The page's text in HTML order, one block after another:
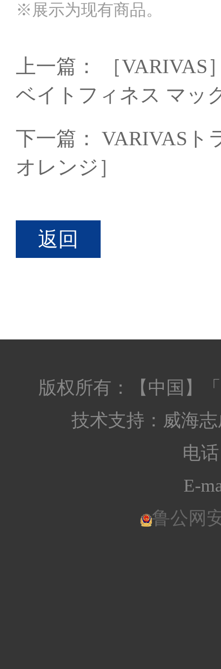
※展示为现有商品。
上一篇：
［
ベイトフィネス マッ
下一篇：VARIVASト
オレンジ］
返回
版权所有：【中国】
技术支持： 威海
电
E-
鲁公网